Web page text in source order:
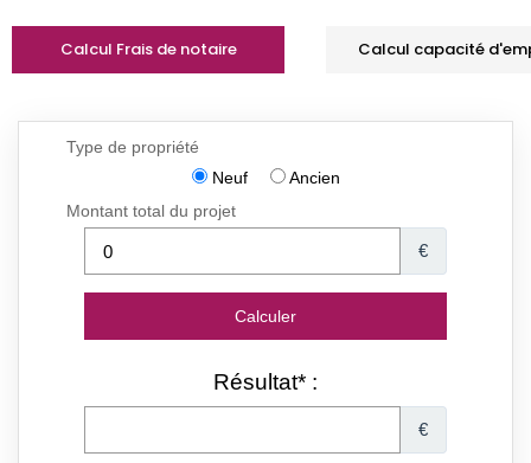
Calcul Frais de notaire Calcul capacité